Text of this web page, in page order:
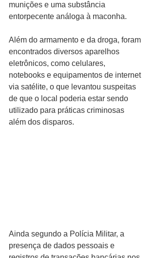
munições e uma substância
entorpecente análoga à maconha.
Além do armamento e da droga, foram
encontrados diversos aparelhos
eletrônicos, como celulares,
notebooks e equipamentos de internet
via satélite, o que levantou suspeitas
de que o local poderia estar sendo
utilizado para práticas criminosas
além dos disparos.
Ainda segundo a Polícia Militar, a
presença de dados pessoais e